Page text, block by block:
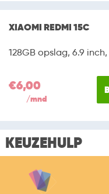
XIAOMI REDMI 15C
128GB opslag, 6.9
€6,00
/mnd
KEUZEHULP